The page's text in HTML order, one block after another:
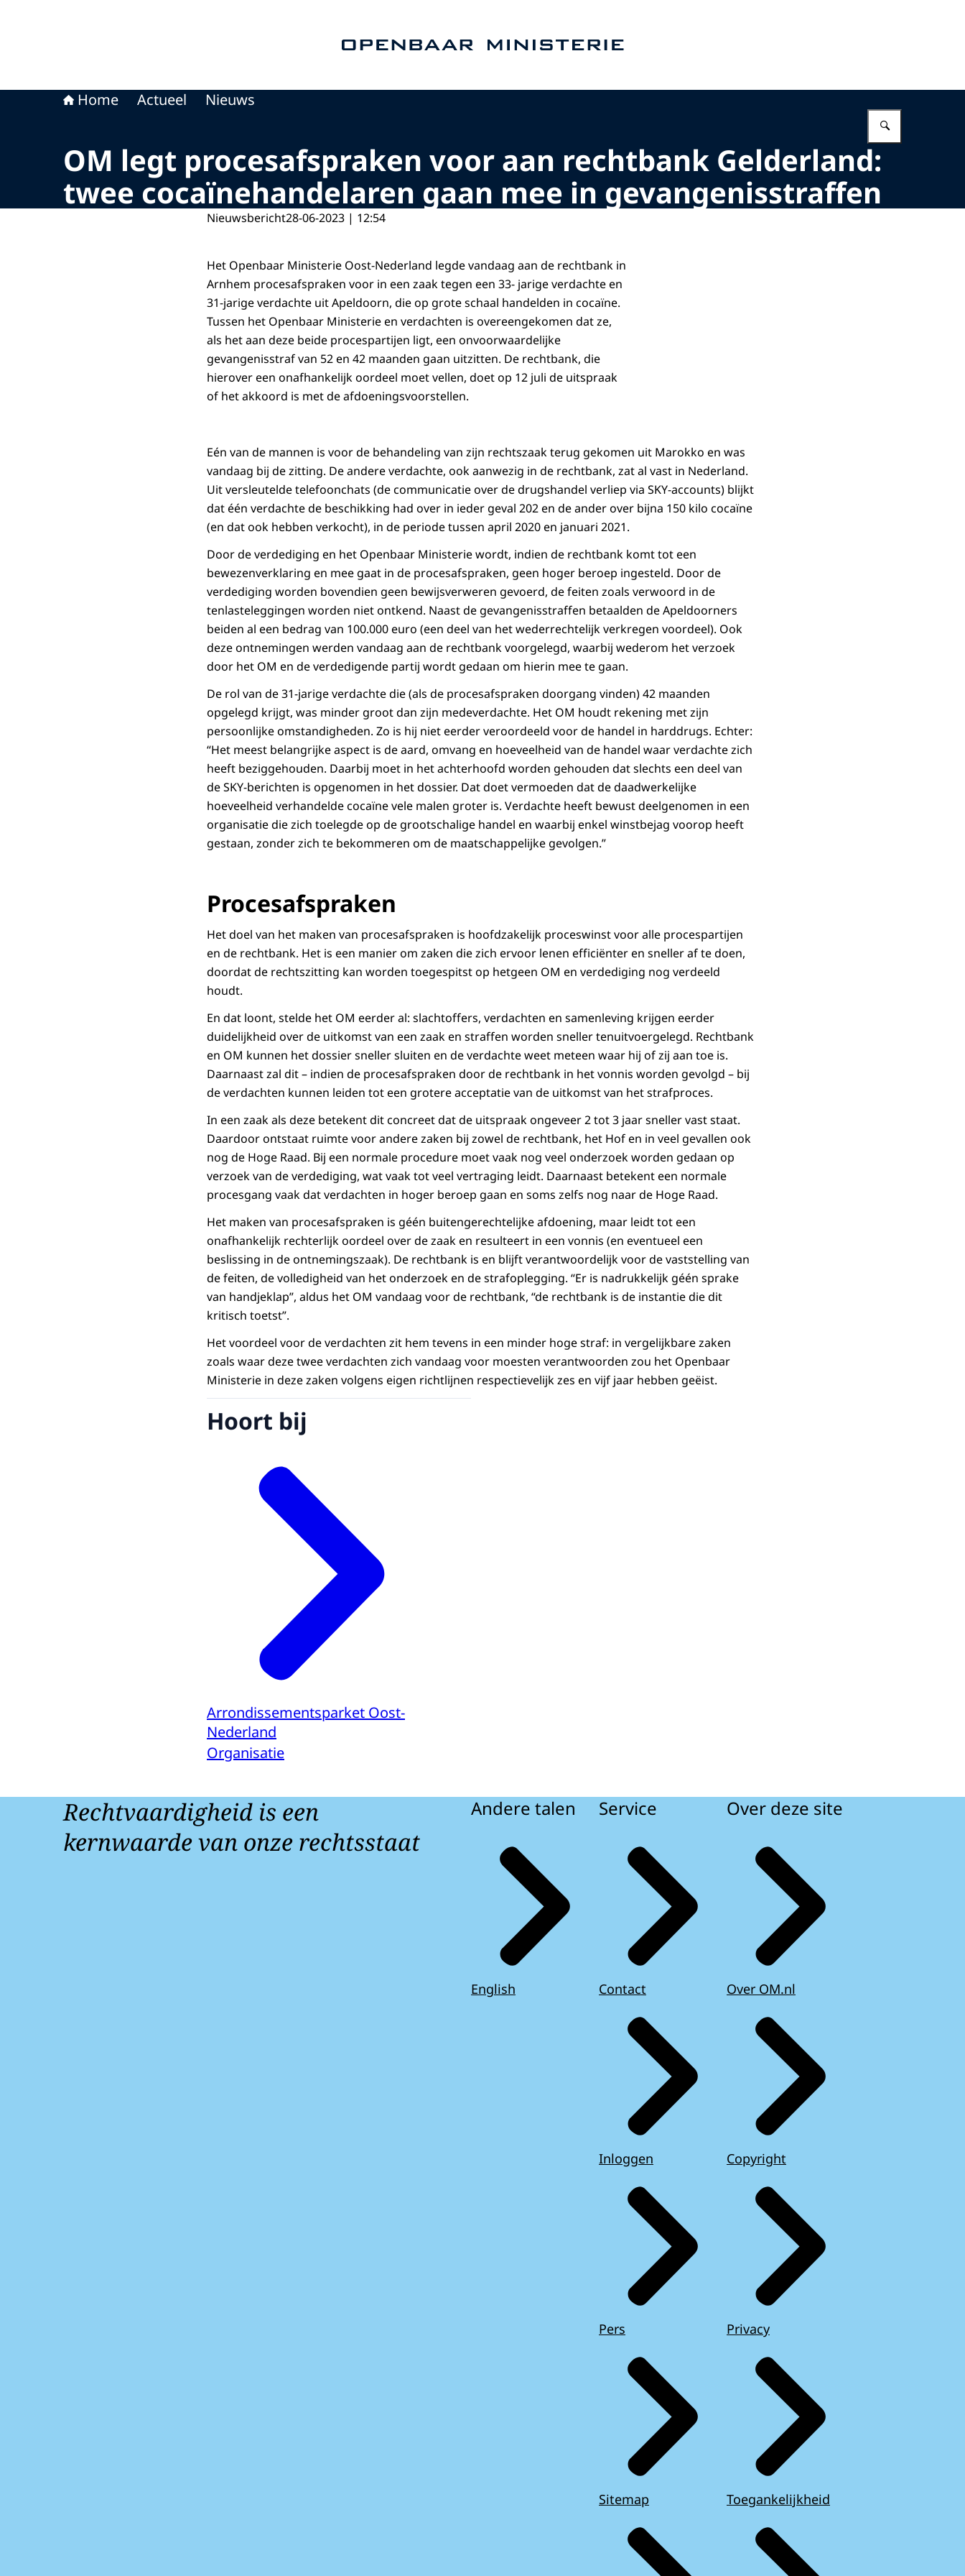
Home Actueel Nieuws
OM legt procesafspraken voor aan rechtbank Gelderland:
twee cocaïnehandelaren gaan mee in gevangenisstraffen
Nieuwsbericht28-06-2023 | 12:54
Het Openbaar Ministerie Oost-Nederland legde vandaag aan de rechtbank in
Arnhem procesafspraken voor in een zaak tegen een 33- jarige verdachte en
31-jarige verdachte uit Apeldoorn, die op grote schaal handelden in cocaïne.
Tussen het Openbaar Ministerie en verdachten is overeengekomen dat ze,
als het aan deze beide procespartijen ligt, een onvoorwaardelijke
gevangenisstraf van 52 en 42 maanden gaan uitzitten. De rechtbank, die
hierover een onafhankelijk oordeel moet vellen, doet op 12 juli de uitspraak
of het akkoord is met de afdoeningsvoorstellen.
Eén van de mannen is voor de behandeling van zijn rechtszaak terug gekomen uit Marokko en was
vandaag bij de zitting. De andere verdachte, ook aanwezig in de rechtbank, zat al vast in Nederland.
Uit versleutelde telefoonchats (de communicatie over de drugshandel verliep via SKY-accounts) blijkt
dat één verdachte de beschikking had over in ieder geval 202 en de ander over bijna 150 kilo cocaïne
(en dat ook hebben verkocht), in de periode tussen april 2020 en januari 2021.
Door de verdediging en het Openbaar Ministerie wordt, indien de rechtbank komt tot een
bewezenverklaring en mee gaat in de procesafspraken, geen hoger beroep ingesteld. Door de
verdediging worden bovendien geen bewijsverweren gevoerd, de feiten zoals verwoord in de
tenlasteleggingen worden niet ontkend. Naast de gevangenisstraffen betaalden de Apeldoorners
beiden al een bedrag van 100.000 euro (een deel van het wederrechtelijk verkregen voordeel). Ook
deze ontnemingen werden vandaag aan de rechtbank voorgelegd, waarbij wederom het verzoek
door het OM en de verdedigende partij wordt gedaan om hierin mee te gaan.
De rol van de 31-jarige verdachte die (als de procesafspraken doorgang vinden) 42 maanden
opgelegd krijgt, was minder groot dan zijn medeverdachte. Het OM houdt rekening met zijn
persoonlijke omstandigheden. Zo is hij niet eerder veroordeeld voor de handel in harddrugs. Echter:
“Het meest belangrijke aspect is de aard, omvang en hoeveelheid van de handel waar verdachte zich
heeft beziggehouden. Daarbij moet in het achterhoofd worden gehouden dat slechts een deel van
de SKY-berichten is opgenomen in het dossier. Dat doet vermoeden dat de daadwerkelijke
hoeveelheid verhandelde cocaïne vele malen groter is. Verdachte heeft bewust deelgenomen in een
organisatie die zich toelegde op de grootschalige handel en waarbij enkel winstbejag voorop heeft
gestaan, zonder zich te bekommeren om de maatschappelijke gevolgen.”
Procesafspraken
Het doel van het maken van procesafspraken is hoofdzakelijk proceswinst voor alle procespartijen
en de rechtbank. Het is een manier om zaken die zich ervoor lenen efficiënter en sneller af te doen,
doordat de rechtszitting kan worden toegespitst op hetgeen OM en verdediging nog verdeeld
houdt.
En dat loont, stelde het OM eerder al: slachtoffers, verdachten en samenleving krijgen eerder
duidelijkheid over de uitkomst van een zaak en straffen worden sneller tenuitvoergelegd. Rechtbank
en OM kunnen het dossier sneller sluiten en de verdachte weet meteen waar hij of zij aan toe is.
Daarnaast zal dit – indien de procesafspraken door de rechtbank in het vonnis worden gevolgd – bij
de verdachten kunnen leiden tot een grotere acceptatie van de uitkomst van het strafproces.
In een zaak als deze betekent dit concreet dat de uitspraak ongeveer 2 tot 3 jaar sneller vast staat.
Daardoor ontstaat ruimte voor andere zaken bij zowel de rechtbank, het Hof en in veel gevallen ook
nog de Hoge Raad. Bij een normale procedure moet vaak nog veel onderzoek worden gedaan op
verzoek van de verdediging, wat vaak tot veel vertraging leidt. Daarnaast betekent een normale
procesgang vaak dat verdachten in hoger beroep gaan en soms zelfs nog naar de Hoge Raad.
Het maken van procesafspraken is géén buitengerechtelijke afdoening, maar leidt tot een
onafhankelijk rechterlijk oordeel over de zaak en resulteert in een vonnis (en eventueel een
beslissing in de ontnemingszaak). De rechtbank is en blijft verantwoordelijk voor de vaststelling van
de feiten, de volledigheid van het onderzoek en de strafoplegging. “Er is nadrukkelijk géén sprake
van handjeklap”, aldus het OM vandaag voor de rechtbank, “de rechtbank is de instantie die dit
kritisch toetst”.
Het voordeel voor de verdachten zit hem tevens in een minder hoge straf: in vergelijkbare zaken
zoals waar deze twee verdachten zich vandaag voor moesten verantwoorden zou het Openbaar
Ministerie in deze zaken volgens eigen richtlijnen respectievelijk zes en vijf jaar hebben geëist.
Hoort bij
Arrondissementsparket Oost-
Nederland
Organisatie
Rechtvaardigheid is een
kernwaarde van onze rechtsstaat
Andere talen
English
Service
Contact
Inloggen
Pers
Sitemap
Over deze site
Over OM.nl
Copyright
Privacy
Toegankelijkheid